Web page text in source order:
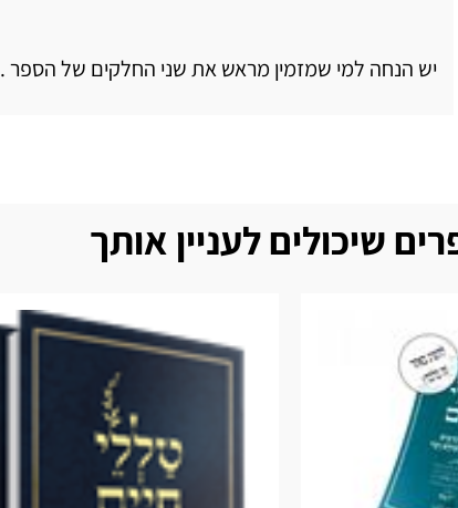
יש הנחה למי שמזמין מראש את שני החלקים של הספר .
שיכולים לעניין אותך